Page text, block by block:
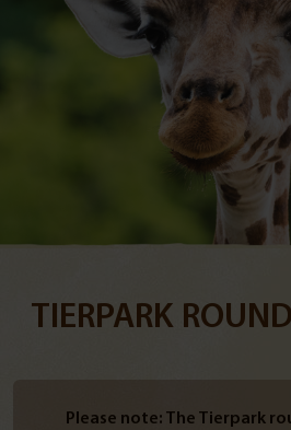
TIERPARK
Please note: The Tierpark